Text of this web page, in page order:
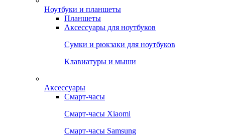
Ноутбуки и планшеты
Планшеты
Аксессуары для ноутбуков
Сумки и рюкзаки для ноутбуков
Клавиатуры и мыши
Аксессуары
Смарт-часы
Смарт-часы Xiaomi
Смарт-часы Samsung